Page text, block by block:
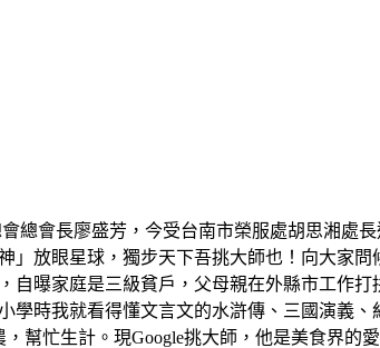
總會長廖盛芳，今受台南市榮服處胡思湘處
放眼星球，獨步天下吾挑大師也！向大家問
曝家庭是三級貧戶，父母親在外縣市工作
時我就看得懂文言文的水滸傳、三國演義
幫忙生計。現Google挑大師，他是美食界的